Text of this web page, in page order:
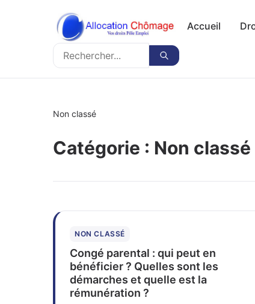
Accueil
Rechercher Rechercher
Non classé
Catégorie : Non classé
NON CLASSÉ
Congé parental : qui peut en
bénéficier ? Quelles sont les
démarches et quelle est la
rémunération ?